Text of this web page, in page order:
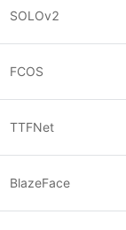
SOLOv2
FCOS
TTFNet
BlazeFace